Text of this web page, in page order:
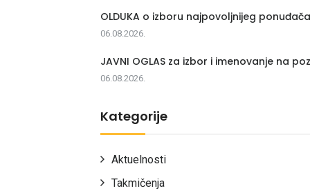
OLDUKA o izboru najpovoljnijeg
06.08.2026.
JAVNI OGLAS za izbor i imenovanje na
06.08.2026.
Kategorije
Aktuelnosti
Takmičenja